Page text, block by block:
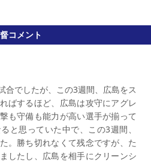
コメント
合でしたが、この3週間、広島をス
ばするほど、広島は攻守にアグレ
も守備も能力が高い選手が揃って
と思っていた中で、この3週間、
。勝ち切れなくて残念ですが、た
したし、広島を相手にクリーンシ